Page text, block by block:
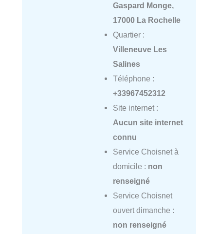
Gaspard Monge,
17000 La Rochelle
Quartier :
Villeneuve Les
Salines
Téléphone :
+33967452312
Site internet :
Aucun site internet
connu
Service Choisnet à
domicile : non
renseigné
Service Choisnet
ouvert dimanche :
non renseigné